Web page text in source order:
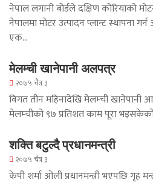
नेपाल लगानी बोर्डले दक्षिण कोरियाको
नेपालमा मोटर उत्पादन प्लान्ट स्थापना
एक…
मेलम्ची खानेपानी अलपत्र
२०७५ चैत्र ३
विगत तीन महिनादेखि मेलम्ची खानेपानी
मेलम्चीको ९७ प्रतिशत काम पूरा भइसकेको
शक्ति बटुल्दै प्रधानमन्त्री
२०७५ चैत्र ३
केपी शर्मा ओली प्रधानमन्त्री भएपछि गृह